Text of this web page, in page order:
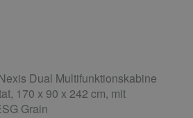
Dual Multifunktionskabine
170 x 90 x 242 cm, mit
Grain